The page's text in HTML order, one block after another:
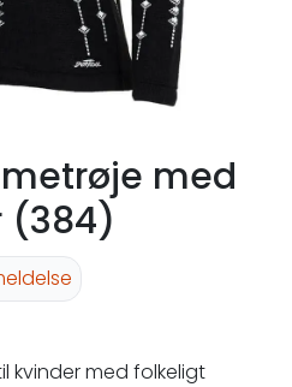
med
(384)
kvinder med folkeligt